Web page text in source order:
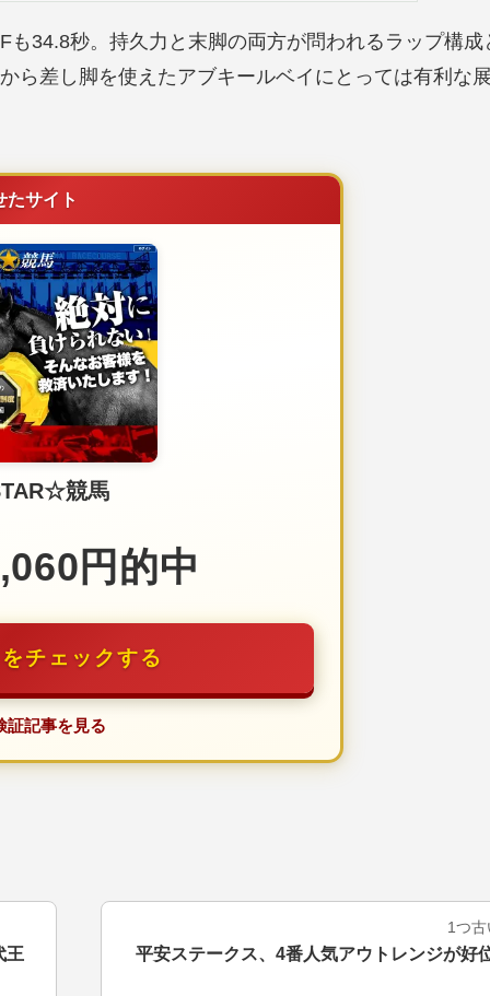
34.8秒。持久力と末脚の両方が問われるラップ構成
ら差し脚を使えたアブキールベイにとっては有利な
たサイト
競馬
円的中
チェックする
証記事を見る
王
1つ
平安ステークス、4番人気アウトレンジが好